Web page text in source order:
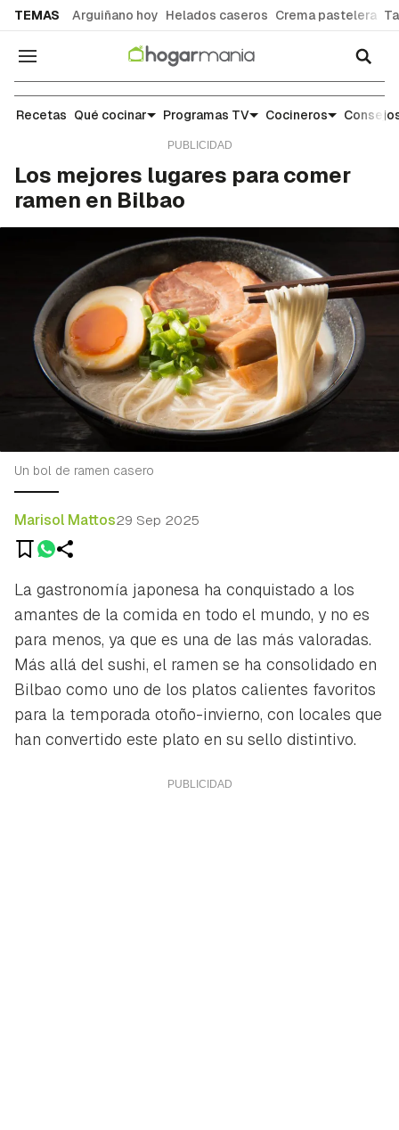
TEMAS Arguiñano hoy Helados caseros Crema pastelera
Navegación
Gastroguia
Recetas Qué cocinar Programas TV Cocineros
Los mejores lugares para comer
ramen en Bilbao
Un bol de ramen casero
Marisol Mattos29 Sep 2025
La gastronomía japonesa ha conquistado a los
amantes de la comida en todo el mundo, y no es
para menos, ya que es una de las más valoradas.
Más allá del sushi, el ramen se ha consolidado en
Bilbao como uno de los platos calientes favoritos
para la temporada otoño-invierno, con locales que
han convertido este plato en su sello distintivo.